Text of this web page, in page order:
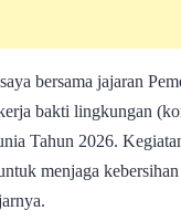
bersama jajaran
bakti lingkungan
Tahun 2026.
menjaga